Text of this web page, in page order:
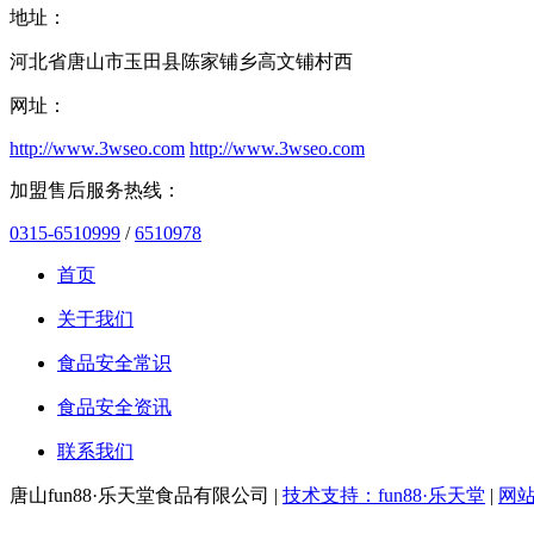
地址：
河北省唐山市玉田县陈家铺乡高文铺村西
网址：
http://www.3wseo.com http://www.3wseo.com
加盟售后服务热线：
0315-6510999 /6510978
首页
关于我们
食品安全常识
食品安全资讯
联系我们
唐山fun88·乐天堂食品有限公司 | 技术支持：fun88·乐天堂 | 网